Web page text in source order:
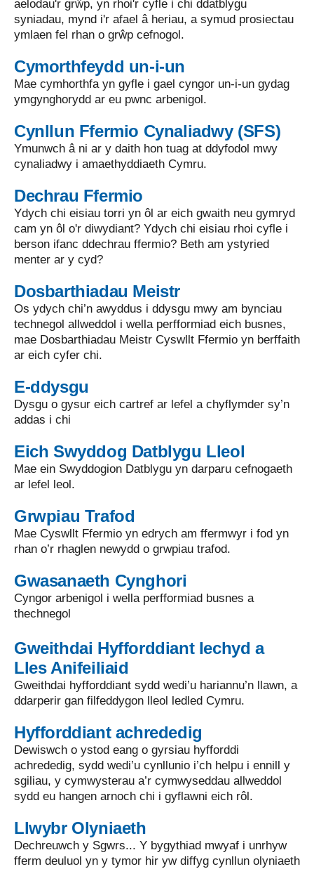
aelodau'r grŵp, yn rhoi'r cyfle i chi ddatblygu
syniadau, mynd i'r afael â heriau, a symud prosiectau
ymlaen fel rhan o grŵp cefnogol.
Cymorthfeydd un-i-un
Mae cymhorthfa yn gyfle i gael cyngor un-i-un gydag
ymgynghorydd ar eu pwnc arbenigol.
Cynllun Ffermio Cynaliadwy (SFS)
Ymunwch â ni ar y daith hon tuag at ddyfodol mwy
cynaliadwy i amaethyddiaeth Cymru.
Dechrau Ffermio
Ydych chi eisiau torri yn ôl ar eich gwaith neu gymryd
cam yn ôl o'r diwydiant? Ydych chi eisiau rhoi cyfle i
berson ifanc ddechrau ffermio? Beth am ystyried
menter ar y cyd?
Dosbarthiadau Meistr
Os ydych chi’n awyddus i ddysgu mwy am bynciau
technegol allweddol i wella perfformiad eich busnes,
mae Dosbarthiadau Meistr Cyswllt Ffermio yn berffaith
ar eich cyfer chi.
E-ddysgu
Dysgu o gysur eich cartref ar lefel a chyflymder sy’n
addas i chi
Eich Swyddog Datblygu Lleol
Mae ein Swyddogion Datblygu yn darparu cefnogaeth
ar lefel leol.
Grwpiau Trafod
Mae Cyswllt Ffermio yn edrych am ffermwyr i fod yn
rhan o’r rhaglen newydd o grwpiau trafod.
Gwasanaeth Cynghori
Cyngor arbenigol i wella perfformiad busnes a
thechnegol
Gweithdai Hyfforddiant Iechyd a
Lles Anifeiliaid
Gweithdai hyfforddiant sydd wedi’u hariannu’n llawn, a
ddarperir gan filfeddygon lleol ledled Cymru.
Hyfforddiant achrededig
Dewiswch o ystod eang o gyrsiau hyfforddi
achrededig, sydd wedi’u cynllunio i’ch helpu i ennill y
sgiliau, y cymwysterau a’r cymwyseddau allweddol
sydd eu hangen arnoch chi i gyflawni eich rôl.
Llwybr Olyniaeth
Dechreuwch y Sgwrs... Y bygythiad mwyaf i unrhyw
fferm deuluol yn y tymor hir yw diffyg cynllun olyniaeth